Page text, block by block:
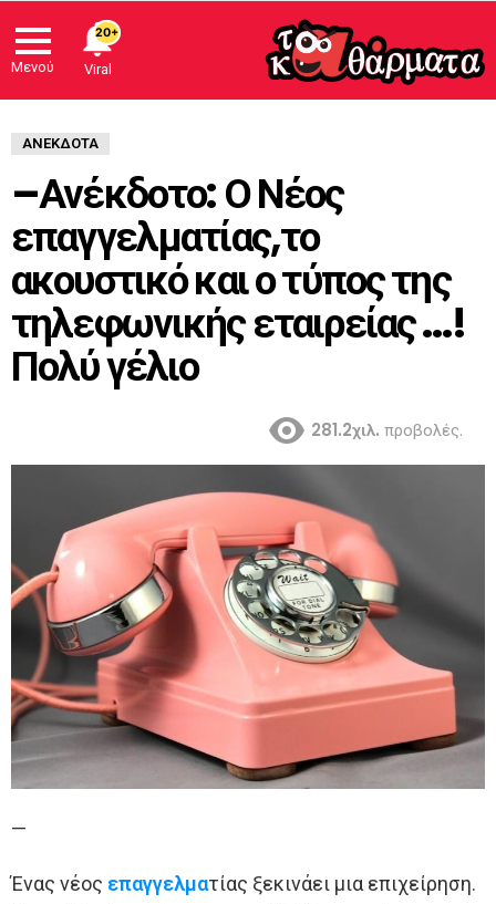
Μενού
ΑΝΈΚΔΟΤΑ
–Ανέκδοτο: Ο Νέος
επαγγελματίας,το
ακουστικό και ο τύπος της
τηλεφωνικής εταιρείας …!
Πολύ γέλιο
281.2χιλ. προβολές.
—
Ένας νέος επαγγελματίας ξεκινάει μια επιχείρηση.
20+
Viral